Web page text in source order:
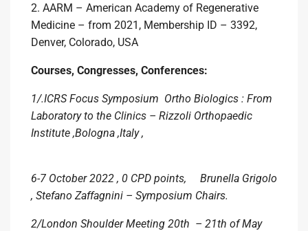
2. AARM – American Academy of Regenerative
Medicine – from 2021, Membership ID – 3392,
Denver, Colorado, USA
Courses, Congresses, Conferences:
1/.ICRS Focus Symposium Ortho Biologics : From
Laboratory to the Clinics – Rizzoli Orthopaedic
Institute ,Bologna ,Italy ,
6-7 October 2022 , 0 CPD points, Brunella Grigolo
, Stefano Zaffagnini – Symposium Chairs.
2/London Shoulder Meeting 20th – 21th of May